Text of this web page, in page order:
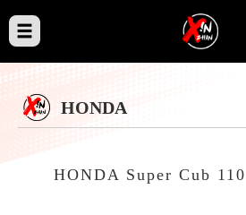
HONDA
HONDA Super Cub